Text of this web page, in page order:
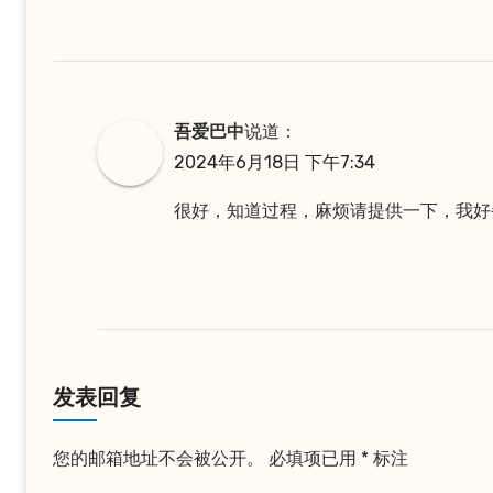
吾爱巴中说道：
2024年6月18日 下午7:34
很好，知道过程，麻烦请提供一下，我
发表回复
您的邮箱地址不会被公开。 必填项已用 * 标注